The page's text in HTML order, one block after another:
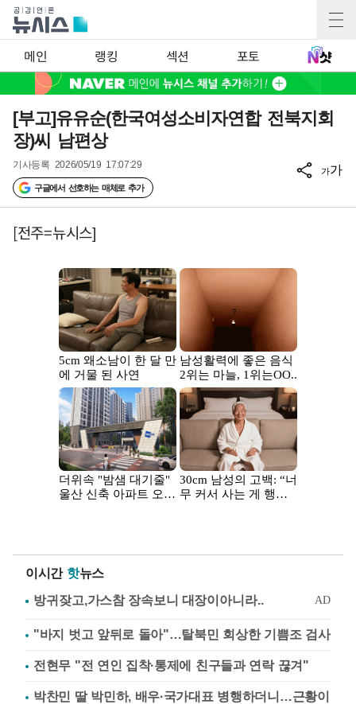
메인 랭킹 섹션 포토
[부고]유유순(한국여성소비자연합 전북지회
장)씨 남편상
기사등록 2026/05/19 17:07:29
구글에서 선호하는 매체로 추가
가가
[전주=뉴시스]
이시간 핫뉴스
"바지 벗고 앞뒤로 돌아"…탈북민 회상한 기쁨조 검사
전현무 "전 연인 집착·통제에 친구들과 연락 끊겨"
박찬민 딸 박민하, 배우·국가대표 병행하더니…근황이